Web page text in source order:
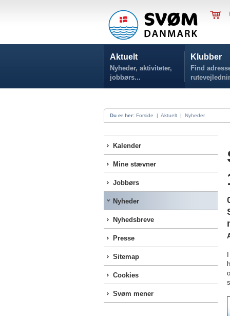
Aktuelt
Nyheder, aktiviteter,
jobbørs...
Klubber
Find
Du er her: Forside | Aktuelt | Nyheder
Kalender
Mine stævner
Jobbørs
Nyheder
Nyhedsbreve
Presse
Sitemap
Cookies
Svøm mener